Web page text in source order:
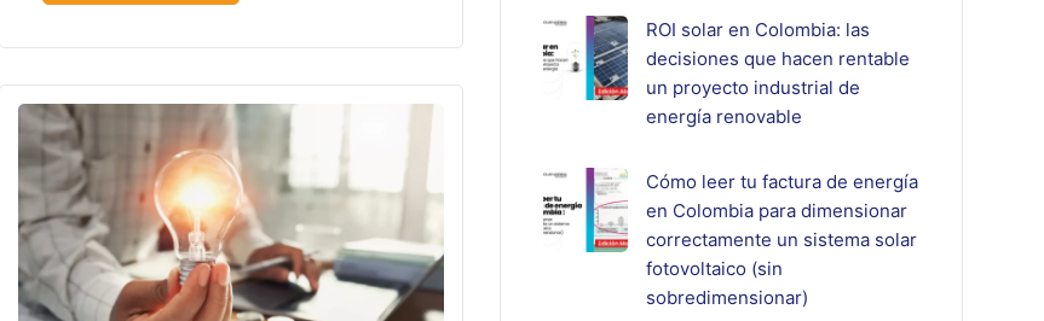
ROI solar en Colombia: las
decisiones que hacen rentable
un proyecto industrial de
energía renovable
Cómo leer tu factura de energía
en Colombia para dimensionar
correctamente un sistema solar
fotovoltaico (sin
sobredimensionar)